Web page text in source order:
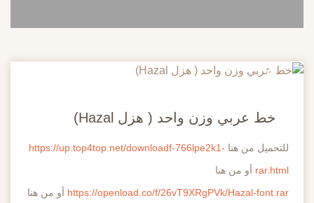
20
خط عربي وزن واحد ( هزل Hazal)
للتحميل من هنا https://up.top4top.net/downloadf-766lpe2k1-
rar.html أو من هنا
https://openload.co/f/26vT9XRgPVk/Hazal-font.rar أو من هنا